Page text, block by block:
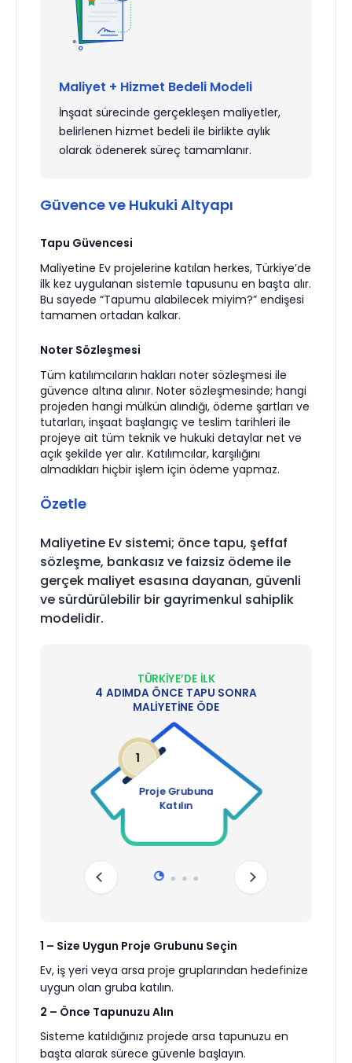
Maliyet + Hizmet Bedeli Modeli
İnşaat sürecinde gerçekleşen maliyetler,
belirlenen hizmet bedeli ile birlikte aylık
olarak ödenerek süreç tamamlanır.
Güvence ve Hukuki Altyapı
Tapu Güvencesi
Maliyetine Ev projelerine katılan herkes, Türkiye’de
ilk kez uygulanan sistemle tapusunu en başta alır.
Bu sayede “Tapumu alabilecek miyim?” endişesi
tamamen ortadan kalkar.
Noter Sözleşmesi
Tüm katılımcıların hakları noter sözleşmesi ile
güvence altına alınır. Noter sözleşmesinde; hangi
projeden hangi mülkün alındığı, ödeme şartları ve
tutarları, inşaat başlangıç ve teslim tarihleri ile
projeye ait tüm teknik ve hukuki detaylar net ve
açık şekilde yer alır. Katılımcılar, karşılığını
almadıkları hiçbir işlem için ödeme yapmaz.
Özetle
Maliyetine Ev sistemi; önce tapu, şeffaf
sözleşme, bankasız ve faizsiz ödeme ile
gerçek maliyet esasına dayanan, güvenli
ve sürdürülebilir bir gayrimenkul sahiplik
modelidir.
TÜRKİYE’DE İLK
4 ADIMDA ÖNCE TAPU SONRA
MALİYETİNE ÖDE
1
Proje Grubuna
Katılın
1 – Size Uygun Proje Grubunu Seçin
Ev, iş yeri veya arsa proje gruplarından hedefinize
uygun olan gruba katılın.
2 – Önce Tapunuzu Alın
Sisteme katıldığınız projede arsa tapunuzu en
başta alarak sürece güvenle başlayın.